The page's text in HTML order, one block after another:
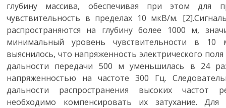
глубину массива, обеспечивая при этом для
чувствительность в пределах 10 мкВ/м.
распространяются на глубину более 1000 м,
минимальный уровень чувствительности в
выяснилось, что напряженность электрического
дальности передачи 500 м уменьшилась в 24
напряженностью на частоте 300 Гц.
дальности распространения высоких частот
необходимо компенсировать их затухание. Для